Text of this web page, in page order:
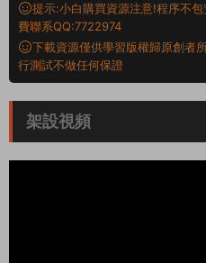
提示:小白購買資源注意!程序不
費聯系QQ:7722974
下載資源僅供學習版權歸原創者
行測試不做任何保證
架設視頻